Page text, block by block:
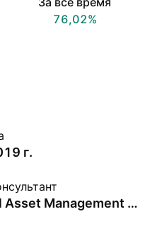
76,02%
г.
VTB Capital Asset Management JSC